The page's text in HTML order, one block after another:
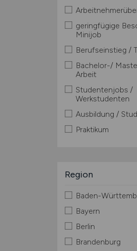
geringfügige
Minijob
Berufseinstieg /
Bachelor-/
Arbeit
Studentenjobs /
Werkstudenten
Ausbildung /
Praktikum
Region
Baden-
Bayern
Berlin
Brandenburg